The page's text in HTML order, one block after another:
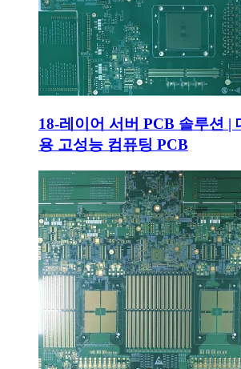
18-레이어 서버 PCB 솔루션 |
용 고성능 컴퓨팅 PCB